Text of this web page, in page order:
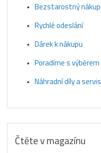
Bezstarostný nákup
Rychlé odeslání
Dárek k nákupu
Poradíme s výběrem
Náhradní díly a servis
Čtěte v magazínu